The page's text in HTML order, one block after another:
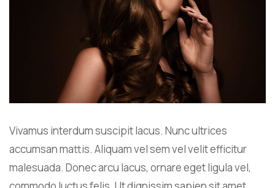
Vivamus interdum suscipit lacus. Nunc ultrices
accumsan mattis. Aliquam vel sem vel velit efficitur
malesuada. Donec arcu lacus, ornare eget ligula vel,